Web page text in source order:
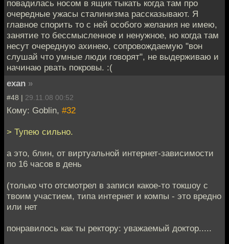
повадилась носом в ящик тыкать когда там про
очередные ужасы сталинизма рассказывают. Я
главное спорить то с ней особого желания не имею,
занятие то бессмысленное и ненужное, но когда там
несут очередную ахинею, сопровождаемую "вон
слушай что умные люди говорят", не выдерживаю и
начинаю рвать покровы. :(
exan »
#48 | 29.11.08 00:52
Кому: Goblin, #32
> Тупею сильно.
а это, блин, от виртуальной интернет-зависимости
по 16 часов в день
(только что отсмотрел в записи какое-то токшоу с
твоим участием, типа интернет и компы - это вредно
или нет
понравилось как ты ректору: уважаемый доктор.....